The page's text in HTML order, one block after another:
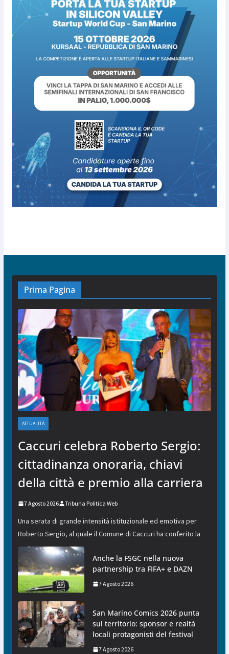
Prima Pagina
ATTUALITÀ
Caccuri celebra Roberto Sergio:
cittadinanza onoraria, chiavi
della città e premio alla carriera
7 Agosto 2026 Tribuna Politica Web
Una serata di grande intensità istituzionale ed emotiva per
Roberto Sergio, al quale il Comune di Caccuri ha conferito la
Anche la FSGC nella nuova
partnership tra FIFA+ e DAZN
7 Agosto 2026
San Marino Comics 2026 punta
sul territorio: sponsor e realtà
locali protagonisti del festival
7 Agosto 2026